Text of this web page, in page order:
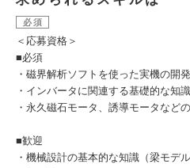
必須
＜応募資格＞
■必須
・磁界解析ソフトを使った実機の開
・インバータに関連する基礎的な知識
・永久磁石モータ、誘導モータなど
■歓迎
・機械設計の基本的な知識（梁モデ